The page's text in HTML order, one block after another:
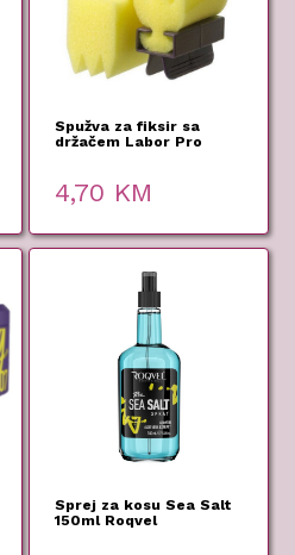
Spužva za fiksir sa
držačem Labor Pro
4,70 KM
Sprej za kosu Sea Salt
150ml Roqvel